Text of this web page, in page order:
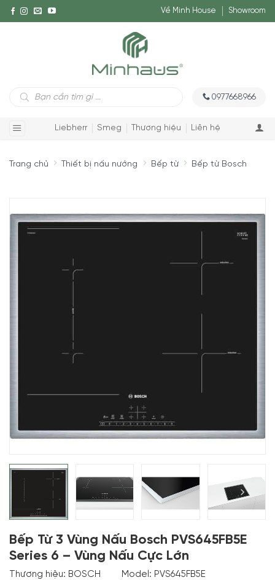
Về Minh House Showroom
Tìm
kiếm
0977668966
Liebherr Smeg Thương hiệu Liên hệ
Trang chủ Thiết bị nấu nướng Bếp từ Bếp từ Bosch
Bếp Từ 3 Vùng Nấu Bosch PVS645FB5E
Series 6 – Vùng Nấu Cực Lớn
Thương hiệu: BOSCH Model: PVS645FB5E